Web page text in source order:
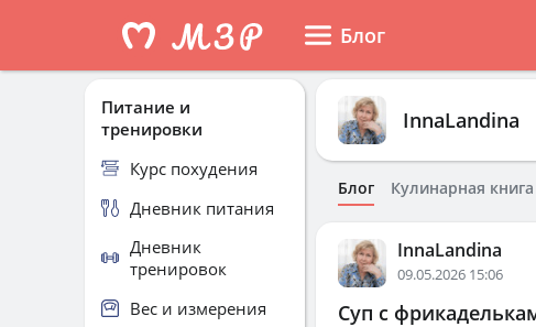
Блог
InnaLandina
Блог Кулинарная книга
InnaLandina
09.05.2026 15:06
Суп с
Питание и
тренировки
Курс похудения
Дневник питания
Дневник
тренировок
Вес и измерения